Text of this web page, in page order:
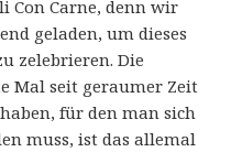
Con Carne, denn wir
geladen, um dieses
zelebrieren. Die
Mal seit geraumer Zeit
für den man sich
muss, ist das allemal